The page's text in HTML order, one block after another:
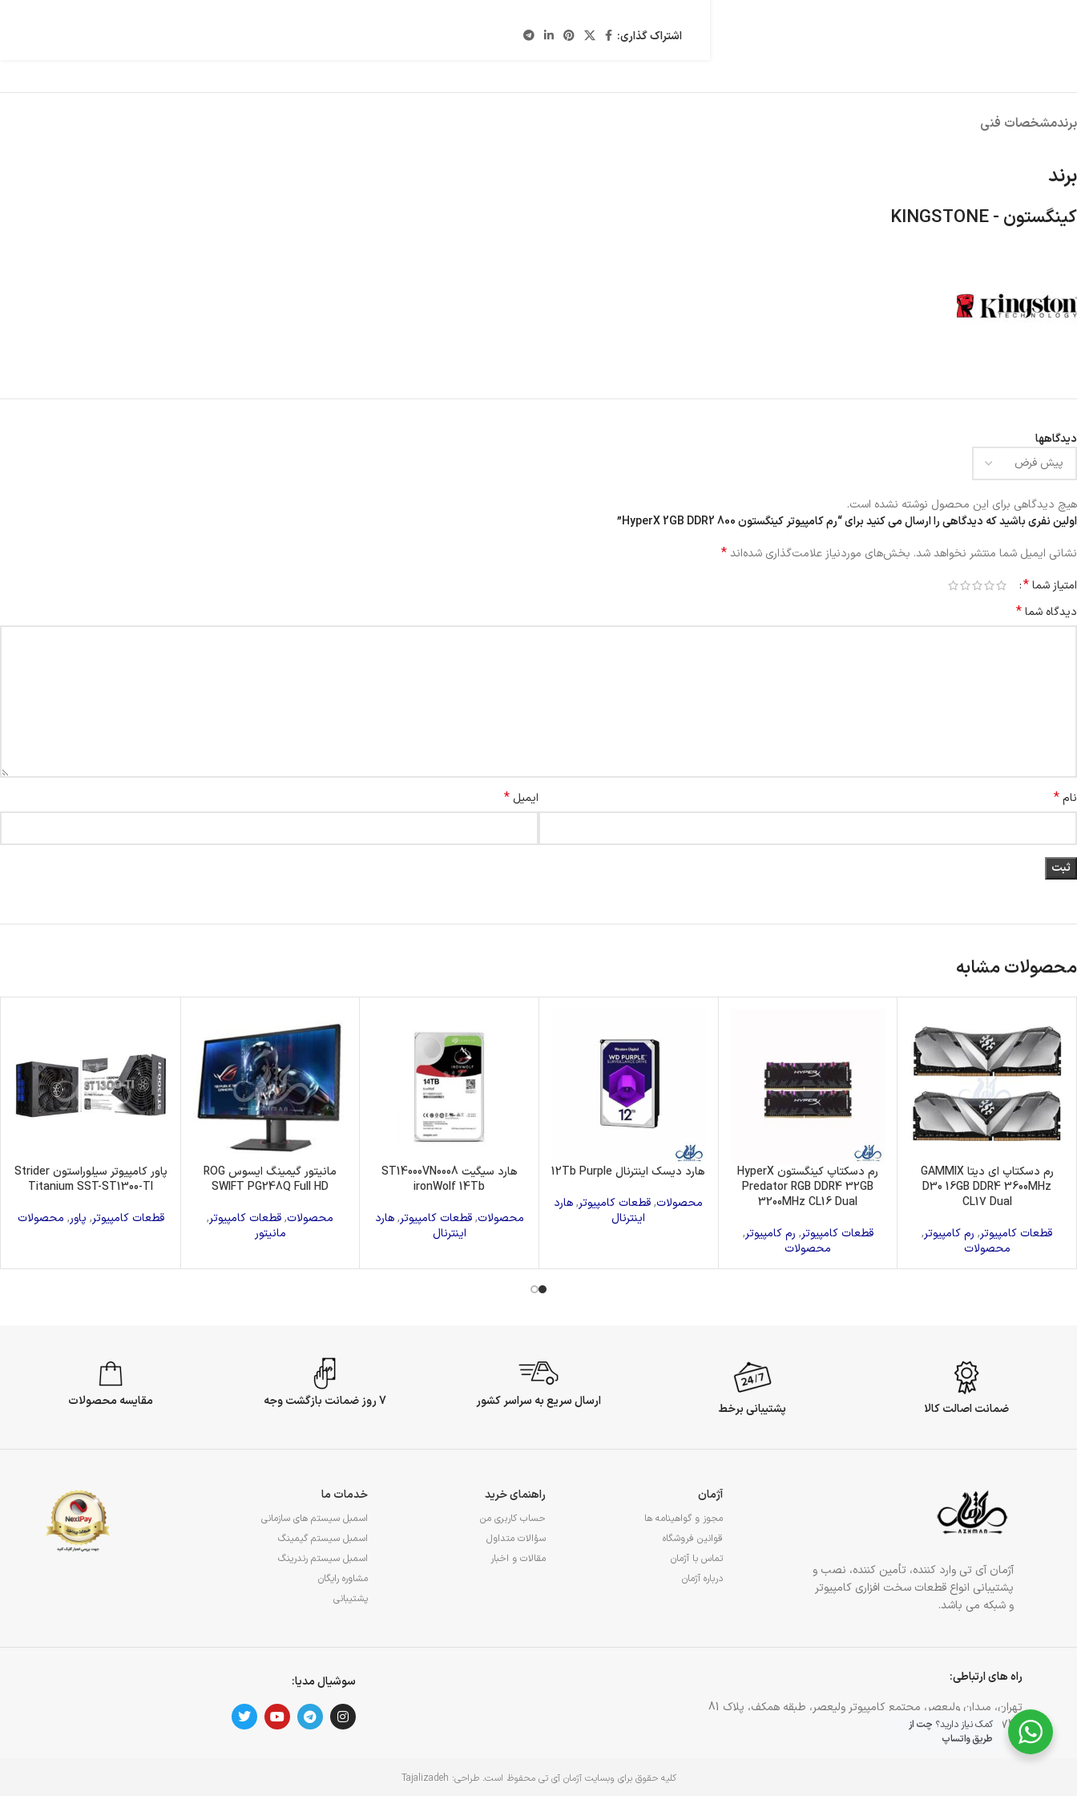
اشتراک گذاری:
برندمشخصات فنی
برند
کینگستون - KINGSTONE
دیدگاهها
هیچ دیدگاهی برای این محصول نوشته نشده است.
اولین نفری باشید که دیدگاهی را ارسال می کنید برای “رم کامپیوتر کینگستون HyperX 2GB DDR2 800”
نشانی ایمیل شما منتشر نخواهد شد. بخش‌های موردنیاز علامت‌گذاری شده‌اند*
امتیاز شما*
دیدگاه شما*
نام* ایمیل *
محصولات مشابه
رم دسکتاپ ای دیتا GAMMIX
D30 16GB DDR4 3600MHz
CL17 Dual
قطعات کامپیوتر, رم کامپیوتر,
محصولات
رم دسکتاپ کینگستون HyperX
Predator RGB DDR4 32GB
3200MHz CL16 Dual
قطعات کامپیوتر, رم کامپیوتر,
محصولات
هارد دیسک اینترنال 12Tb Purple
محصولات,قطعات کامپیوتر,هارد
اینترنال
هارد سیگیت ST14000VN0008
ironWolf 14Tb
محصولات,قطعات کامپیوتر,هارد
اینترنال
مانیتور گیمینگ ایسوس ROG
SWIFT PG248Q Full HD
محصولات,قطعات کامپیوتر,
مانیتور
پاور کامپیوتر سیلوراستون Strider
Titanium SST-ST1300-TI
قطعات کامپیوتر, پاور, محصولات
ضمانت اصالت کالا پشتیبانی برخط ارسال سریع به سراسر کشور 7 روز ضمانت بازگشت وجه مقایسه محصولات
آژمان آی تی وارد کننده، تأمین کننده، نصب و
پشتیبانی انواع قطعات سخت افزاری کامپیوتر
و شبکه می باشد.
آژمان
مجوز و گواهینامه ها
قوانین فروشگاه
تماس با آژمان
درباره آژمان
راهنمای خرید
حساب کاربری من
سؤالات متداول
مقالات و اخبار
خدمات ما
اسمبل سیستم های سازمانی
اسمبل سیستم گیمینگ
اسمبل سیستم رندرینگ
مشاوره رایگان
پشتیبانی
راه های ارتباطی:
تهران، میدان ولیعصر، مجتمع کامپیوتر ولیعصر، طبقه همکف، پلاک 81
021-88905744
سوشیال مدیا:
کلیه حقوق برای وبسایت آژمان آی تی محفوظ است. طراحی: Tajalizadeh
کمک نیاز دارید؟ چت از
طریق واتساپ